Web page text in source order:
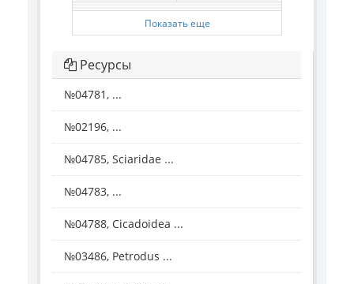
Показать еще
Ресурсы
№04781, ...
№02196, ...
№04785, Sciaridae ...
№04783, ...
№04788, Cicadoidea ...
№03486, Petrodus ...